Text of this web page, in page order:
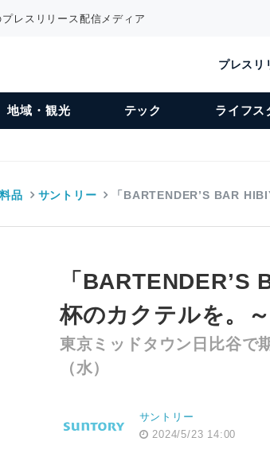
レスリリース配信メディア
プレスリ
地域・観光 テック ライフス
品 サントリー 「BARTENDER’S BAR
「
杯のカクテルを。～
東京ミッドタウン日比谷
（水）
サントリー
2024/5/23 14:00